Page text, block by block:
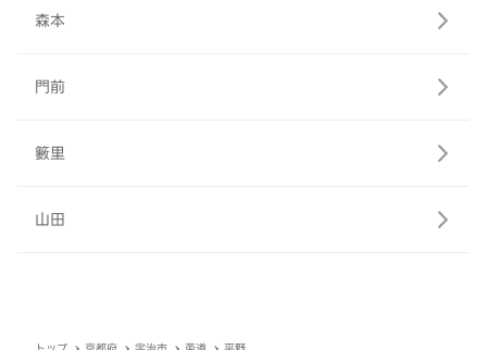
森本
門前
籔里
山田